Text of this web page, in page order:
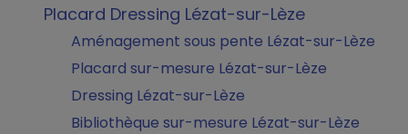
Placard Dressing Lézat-sur-Lèze
Aménagement sous pente Lézat-sur-Lèze
Placard sur-mesure Lézat-sur-Lèze
Dressing Lézat-sur-Lèze
Bibliothèque sur-mesure Lézat-sur-Lèze